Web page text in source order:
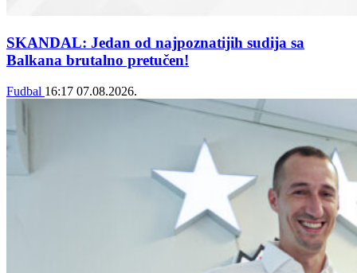
SKANDAL: Jedan od najpoznatijih sudija sa
Balkana brutalno pretučen!
Fudbal 16:17 07.08.2026.